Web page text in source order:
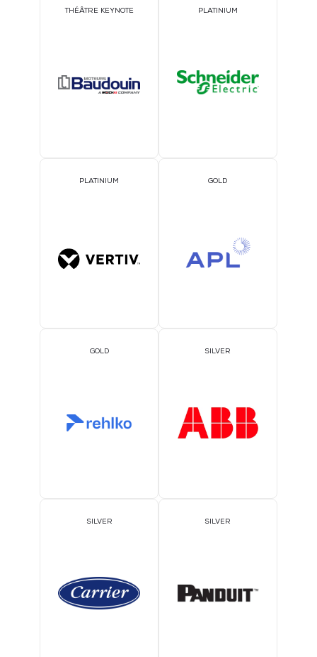
THÉÂTRE KEYNOTE PLATINIUM
PLATINIUM GOLD
GOLD SILVER
SILVER SILVER